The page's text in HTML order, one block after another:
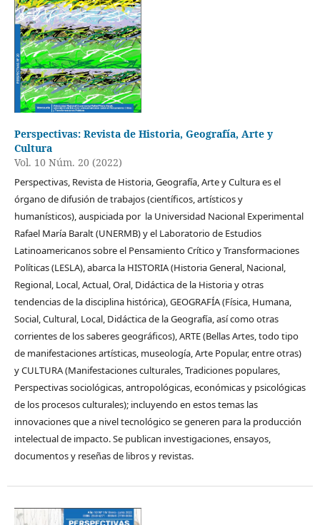
Perspectivas: Revista de Historia, Geografía, Arte y
Cultura
Vol. 10 Núm. 20 (2022)
Perspectivas, Revista de Historia, Geografía, Arte y Cultura es el
órgano de difusión de trabajos (científicos, artísticos y
humanísticos), auspiciada por la Universidad Nacional Experimental
Rafael María Baralt (UNERMB) y el Laboratorio de Estudios
Latinoamericanos sobre el Pensamiento Crítico y Transformaciones
Políticas (LESLA), abarca la HISTORIA (Historia General, Nacional,
Regional, Local, Actual, Oral, Didáctica de la Historia y otras
tendencias de la disciplina histórica), GEOGRAFÍA (Física, Humana,
Social, Cultural, Local, Didáctica de la Geografía, así como otras
corrientes de los saberes geográficos), ARTE (Bellas Artes, todo tipo
de manifestaciones artísticas, museología, Arte Popular, entre otras)
y CULTURA (Manifestaciones culturales, Tradiciones populares,
Perspectivas sociológicas, antropológicas, económicas y psicológicas
de los procesos culturales); incluyendo en estos temas las
innovaciones que a nivel tecnológico se generen para la producción
intelectual de impacto. Se publican investigaciones, ensayos,
documentos y reseñas de libros y revistas.